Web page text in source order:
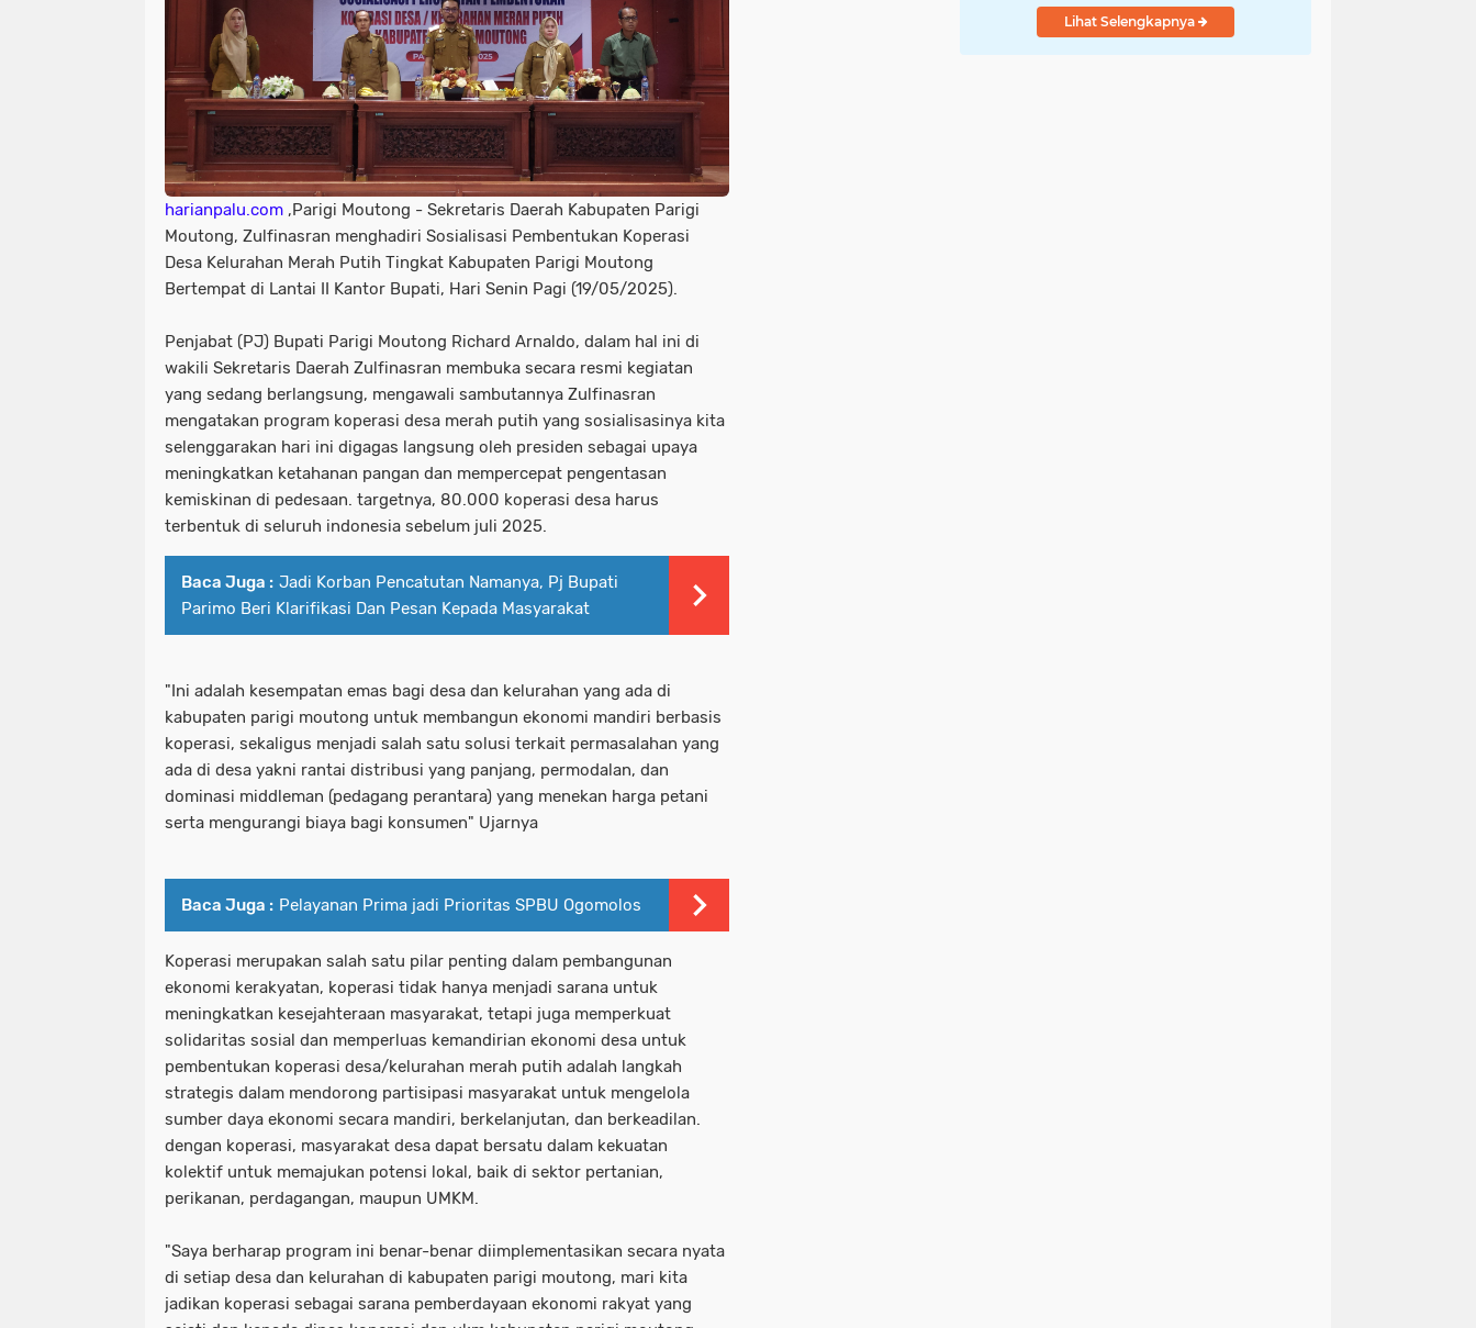
harianpalu.com ,Parigi Moutong - Sekretaris Daerah Kabupaten Parigi
Moutong, Zulfinasran menghadiri Sosialisasi Pembentukan Koperasi
Desa Kelurahan Merah Putih Tingkat Kabupaten Parigi Moutong
Bertempat di Lantai II Kantor Bupati, Hari Senin Pagi (19/05/2025).
Penjabat (PJ) Bupati Parigi Moutong Richard Arnaldo, dalam hal ini di
wakili Sekretaris Daerah Zulfinasran membuka secara resmi kegiatan
yang sedang berlangsung, mengawali sambutannya Zulfinasran
mengatakan program koperasi desa merah putih yang sosialisasinya kita
selenggarakan hari ini digagas langsung oleh presiden sebagai upaya
meningkatkan ketahanan pangan dan mempercepat pengentasan
kemiskinan di pedesaan. targetnya, 80.000 koperasi desa harus
terbentuk di seluruh indonesia sebelum juli 2025.
Baca Juga : Jadi Korban Pencatutan Namanya, Pj Bupati
Parimo Beri Klarifikasi Dan Pesan Kepada Masyarakat
"Ini adalah kesempatan emas bagi desa dan kelurahan yang ada di
kabupaten parigi moutong untuk membangun ekonomi mandiri berbasis
koperasi, sekaligus menjadi salah satu solusi terkait permasalahan yang
ada di desa yakni rantai distribusi yang panjang, permodalan, dan
dominasi middleman (pedagang perantara) yang menekan harga petani
serta mengurangi biaya bagi konsumen" Ujarnya
Baca Juga : Pelayanan Prima jadi Prioritas SPBU Ogomolos
Koperasi merupakan salah satu pilar penting dalam pembangunan
ekonomi kerakyatan, koperasi tidak hanya menjadi sarana untuk
meningkatkan kesejahteraan masyarakat, tetapi juga memperkuat
solidaritas sosial dan memperluas kemandirian ekonomi desa untuk
pembentukan koperasi desa/kelurahan merah putih adalah langkah
strategis dalam mendorong partisipasi masyarakat untuk mengelola
sumber daya ekonomi secara mandiri, berkelanjutan, dan berkeadilan.
dengan koperasi, masyarakat desa dapat bersatu dalam kekuatan
kolektif untuk memajukan potensi lokal, baik di sektor pertanian,
perikanan, perdagangan, maupun UMKM.
"Saya berharap program ini benar-benar diimplementasikan secara nyata
di setiap desa dan kelurahan di kabupaten parigi moutong, mari kita
jadikan koperasi sebagai sarana pemberdayaan ekonomi rakyat yang
Lihat Selengkapnya